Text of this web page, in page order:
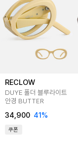
RECLOW
DUYE 폴더 블루라이트
안경 BUTTER
34,900 41%
쿠폰